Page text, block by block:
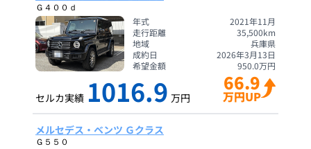
Ｇ４００ｄ
年式
2021年11月
走行距離
35,500km
地域
兵庫県
成約日
2026年3月13日
希望金額
950.0万円
セルカ実績 1016.9 万円
66.9
万円UP
メルセデス・ベンツ Ｇクラス
Ｇ５５０